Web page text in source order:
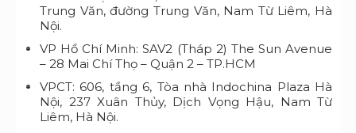
Trung Văn, đường Trung Văn, Nam Từ Liêm, Hà
Nội.
VP Hồ Chí Minh: SAV2 (Tháp 2) The Sun Avenue
– 28 Mai Chí Thọ – Quận 2 – TP.HCM
VPCT: 606, tầng 6, Tòa nhà Indochina Plaza Hà
Nội, 237 Xuân Thủy, Dịch Vọng Hậu, Nam Từ
Liêm, Hà Nội.